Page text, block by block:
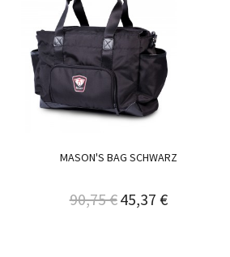
MASON'S BAG SCHWARZ
90,75 €45,37 €